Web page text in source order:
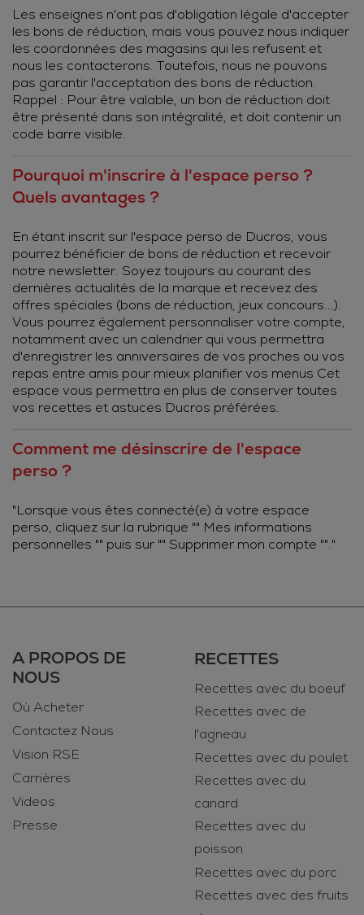
Les enseignes n'ont pas d'obligation légale d'accepter
les bons de réduction, mais vous pouvez nous indiquer
les coordonnées des magasins qui les refusent et
nous les contacterons. Toutefois, nous ne pouvons
pas garantir l'acceptation des bons de réduction.
Rappel : Pour être valable, un bon de réduction doit
être présenté dans son intégralité, et doit contenir un
code barre visible.
Pourquoi m'inscrire à l'espace perso ?
Quels avantages ?
En étant inscrit sur l'espace perso de Ducros, vous
pourrez bénéficier de bons de réduction et recevoir
notre newsletter. Soyez toujours au courant des
dernières actualités de la marque et recevez des
offres spéciales (bons de réduction, jeux concours...).
Vous pourrez également personnaliser votre compte,
notamment avec un calendrier qui vous permettra
d'enregistrer les anniversaires de vos proches ou vos
repas entre amis pour mieux planifier vos menus Cet
espace vous permettra en plus de conserver toutes
vos recettes et astuces Ducros préférées.
Comment me désinscrire de l'espace
perso ?
"Lorsque vous êtes connecté(e) à votre espace
perso, cliquez sur la rubrique "" Mes informations
personnelles "" puis sur "" Supprimer mon compte ""."
A PROPOS DE
NOUS
Où Acheter
Contactez Nous
Vision RSE
Carrières
Videos
Presse
RECETTES
Recettes avec du boeuf
Recettes avec de
l'agneau
Recettes avec du poulet
Recettes avec du
canard
Recettes avec du
poisson
Recettes avec du porc
Recettes avec des fruits